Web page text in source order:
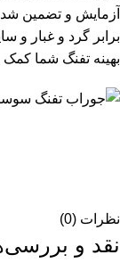
آزمایش و تضمین
برابر گرد و غبار و
بهینه تفنگ شما کمک
نظرات (0)
نقد و